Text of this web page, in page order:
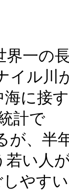
界一の
イル川
海に接
計で
が、半
若い人
しやす